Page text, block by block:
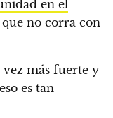
en el
que no corra con
vez más fuerte y
es tan